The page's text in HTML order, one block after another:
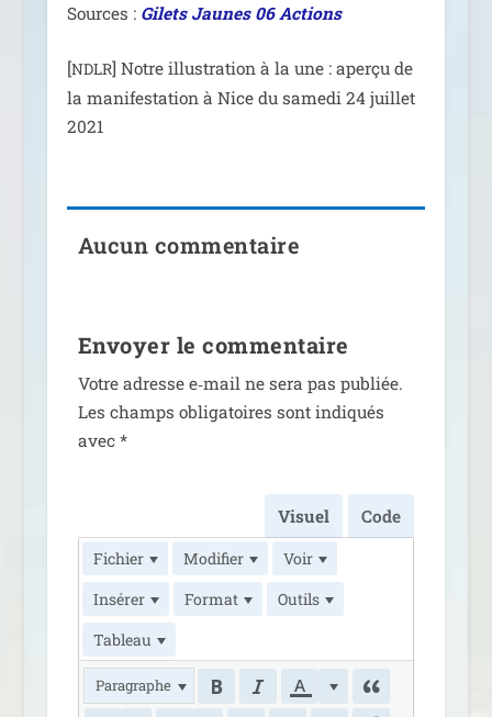
Sources : Gilets Jaunes 06 Actions
[NDLR] Notre illus­tra­tion à la une : aper­çu de
la mani­fes­ta­tion à Nice du same­di 24 juillet
2021
Aucun commentaire
Envoyer le commentaire
Votre adresse e‑mail ne sera pas publiée.
Les champs obli­ga­toires sont indi­qués
avec *
Visuel Code
Fichier Modifier
Voir
Insérer
Format
Outils
Tableau
Paragraphe